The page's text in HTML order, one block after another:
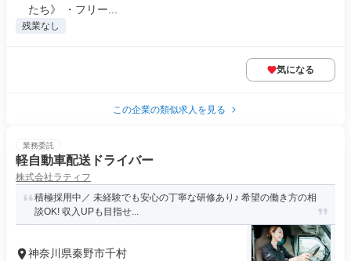
たち》 ・フリー...
残業なし
気になる
この企業の類似求人を見る
業務委託
軽自動車配送ドライバー
株式会社ラティフ
積極採用中／ 未経験でも安心の丁寧な研修あり♪ 希望の働き方の相
談OK! 収入UPも目指せ...
神奈川県秦野市千村